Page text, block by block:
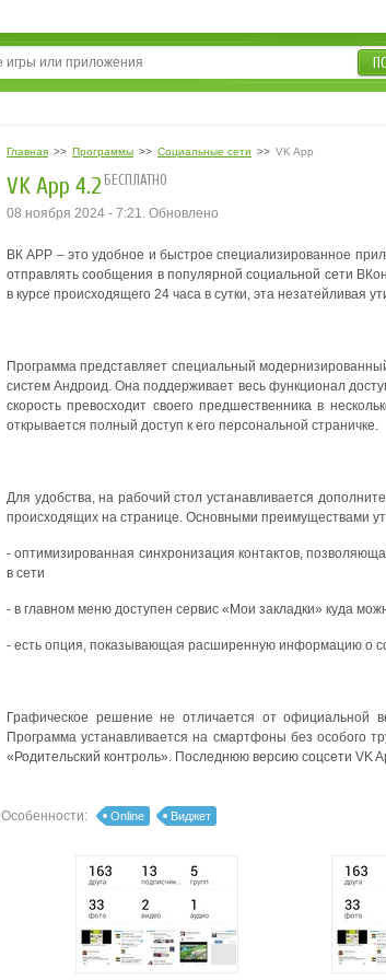
Главная >> Программы >> Социальные сети >> VK App
VK App 4.2 БЕСПЛАТНО
08 ноября 2024 - 7:21. Обновлено
ВК APP – это удобное и быстрое специализированное
отправлять сообщения в популярной социальной сети
в курсе происходящего 24 часа в сутки, эта
Программа представляет специальный
систем Андроид. Она поддерживает весь функционал
скорость превосходит своего предшественника в
открывается полный доступ к его персональной страничке.
Для удобства, на рабочий стол устанавливается
происходящих на странице. Основными преимуществами
- оптимизированная синхронизация контактов,
в сети
- в главном меню доступен сервис «Мои закладки» куда
- есть опция, показывающая расширенную информацию о
Графическое решение не отличается от официальной
Программа устанавливается на смартфоны без особого
«Родительский контроль». Последнюю версию соцсети VK
Особенности: Online Виджет